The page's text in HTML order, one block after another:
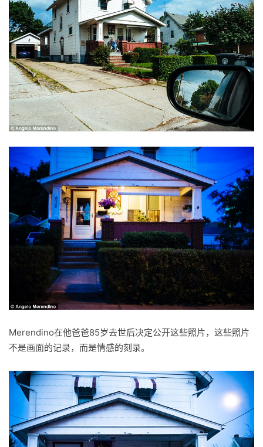
Merendino在他爸爸85岁去世后决定公开这些照片，这些照片
不是画面的记录，而是情感的刻录。